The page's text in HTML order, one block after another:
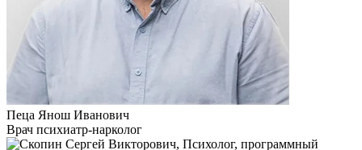
Пеца Янош Иванович
Врач психиатр-нарколог